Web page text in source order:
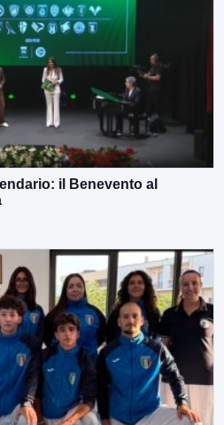
il Benevento al